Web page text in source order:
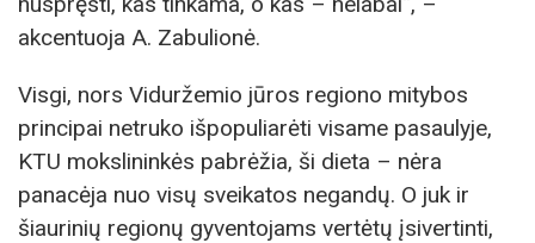
akcentuoja A. Zabulionė.
Visgi, nors Viduržemio jūros regiono mitybos
principai netruko išpopuliarėti visame pasaulyje,
KTU mokslininkės pabrėžia, ši dieta – nėra
panacėja nuo visų sveikatos negandų. O juk ir
šiaurinių regionų gyventojams vertėtų įsivertinti,